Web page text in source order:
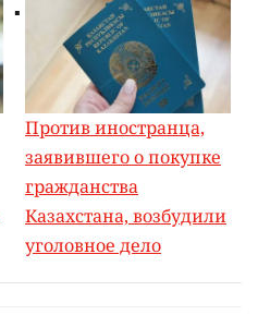
Против иностранца,
заявившего о покупке
гражданства
Казахстана, возбудили
уголовное дело